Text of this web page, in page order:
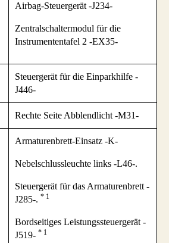
Airbag-Steuergerät -J234-
Zentralschaltermodul für die
Instrumententafel 2 -EX35-
Steuergerät für die Einparkhilfe -
J446-
Rechte Seite Abblendlicht -M31-
Armaturenbrett-Einsatz -K-
Nebelschlussleuchte links -L46-.
Steuergerät für das Armaturenbrett -
J285-. * 1
Bordseitiges Leistungssteuergerät -
J519- * 1